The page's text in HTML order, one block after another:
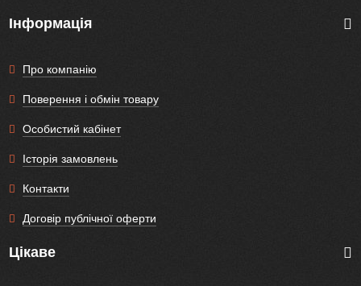
Інформація
Про компанію
Поверення і обмін товару
Особистий кабінет
Історія замовлень
Контакти
Договір публічної оферти
Цікаве